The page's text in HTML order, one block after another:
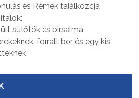
és Rémek találkozója
sütőtök és birsalma
forralt bor és egy kis